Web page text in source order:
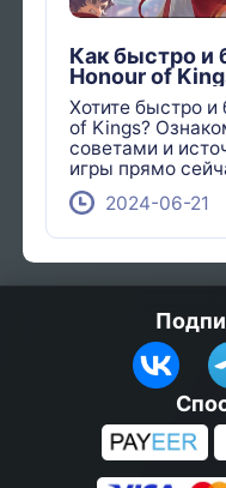
Как быстро и
Honour of
Хотите быстро и
of Kings?
советами и
игры прямо
2024-06-21